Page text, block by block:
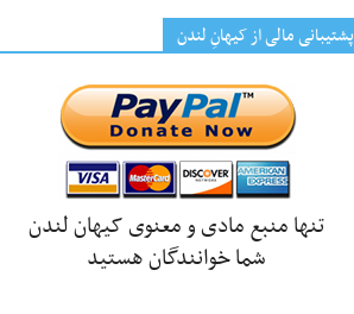
پشتیبانی مالی از کیهانِ لندن
تنها منبع مادی و معنوی کیهان لندن
شما خوانندگان هستید